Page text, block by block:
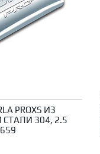
PROXS ИЗ
304, 2.5